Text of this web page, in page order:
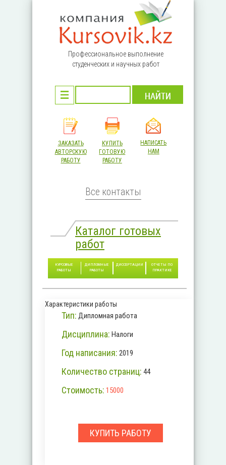
Профессиональное выполнение
студенческих и научных работ
ЗАКАЗАТЬ
АВТОРСКУЮ
РАБОТУ
КУПИТЬ
ГОТОВУЮ
РАБОТУ
НАПИСАТЬ
НАМ
Все контакты
Каталог готовых
работ
КУРСОВЫЕ
РАБОТЫ
ДИПЛОМНЫЕ
РАБОТЫ
ДИССЕРТАЦИИ
ОТЧЕТЫ ПО
ПРАКТИКЕ
Характеристики работы
Тип: Дипломная работа
Дисциплина: Налоги
Год написания: 2019
Количество страниц: 44
Стоимость: 15000
КУПИТЬ РАБОТУ